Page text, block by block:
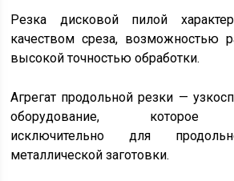
Резка дисковой пилой
качеством среза, возможностью
высокой точностью обработки.
Агрегат продольной резки —
оборудование, которое
исключительно для
металлической заготовки.